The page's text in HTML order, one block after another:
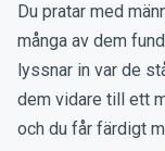
Du pratar med
många av dem
lyssnar in var de
dem vidare till ett
och du får färdigt